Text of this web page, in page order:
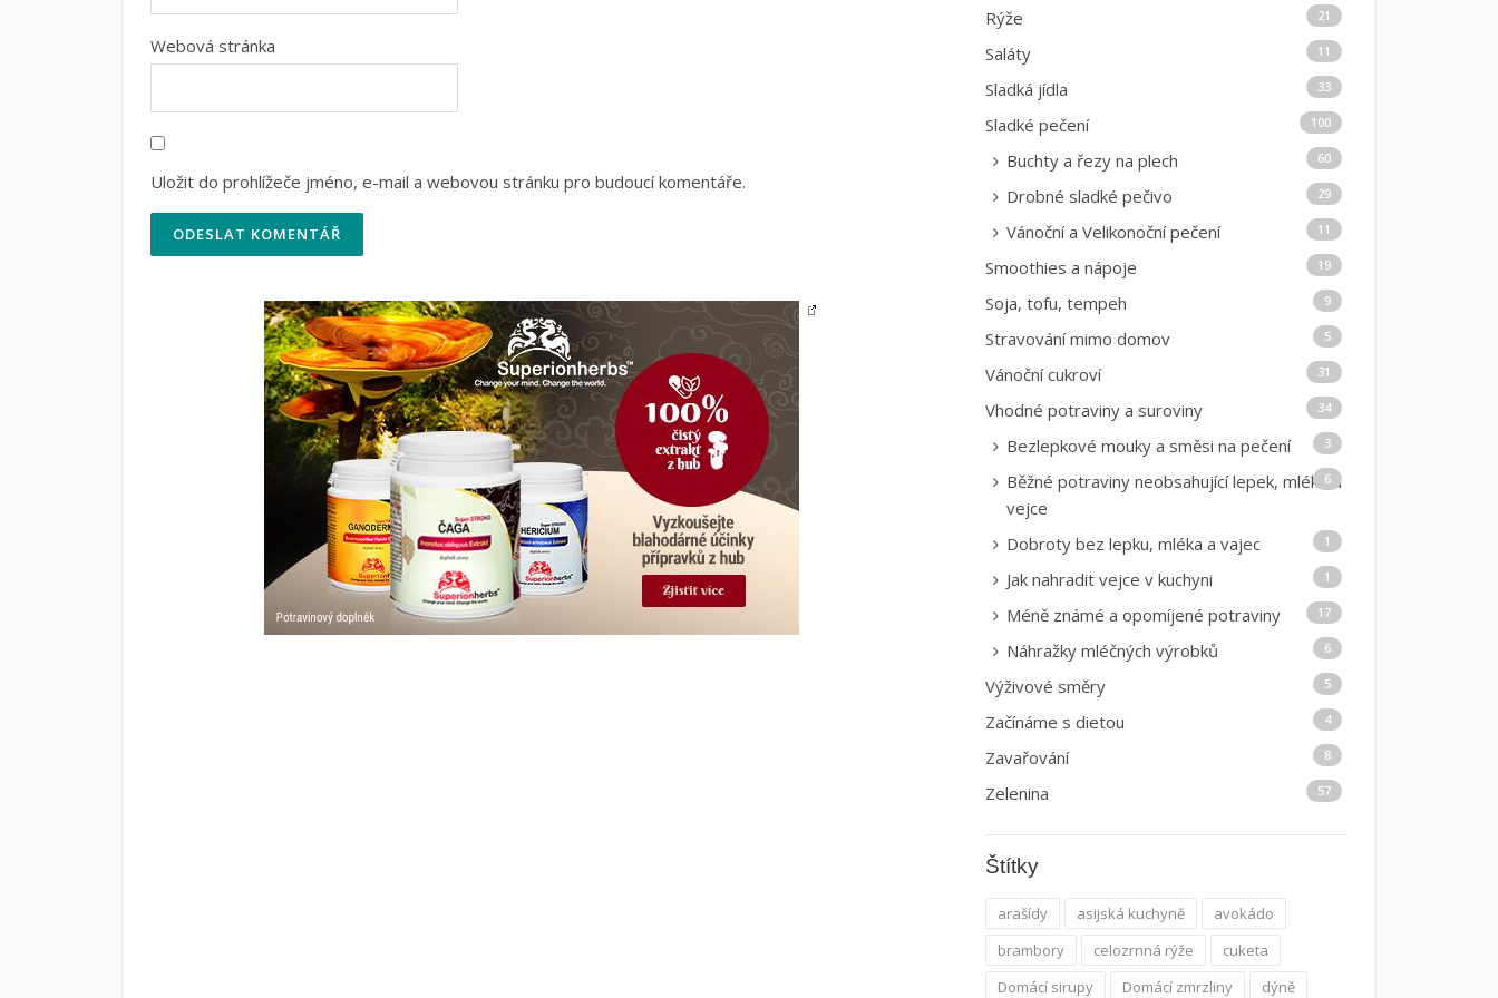
Webová stránka
Uložit do prohlížeče jméno, e-mail a webovou stránku pro budoucí komentáře.
Rýže 21
Saláty 11
Sladká jídla 33
Sladké pečení 100
Buchty a řezy na plech 60
Drobné sladké pečivo 29
Vánoční a Velikonoční pečení 11
Smoothies a nápoje 19
Soja, tofu, tempeh 9
Stravování mimo domov 5
Vánoční cukroví 31
Vhodné potraviny a suroviny 34
Bezlepkové mouky a směsi na pečení 3
Běžné potraviny neobsahující lepek, mléko a
vejce
6
Dobroty bez lepku, mléka a vajec 1
Jak nahradit vejce v kuchyni 1
Méně známé a opomíjené potraviny 17
Náhražky mléčných výrobků 6
Výživové směry 5
Začínáme s dietou 4
Zavařování 8
Zelenina 57
Štítky
arašídy asijská kuchyně
avokádo
brambory
celozrnná rýže
cuketa
Domácí sirupy
Domácí zmrzliny dýně